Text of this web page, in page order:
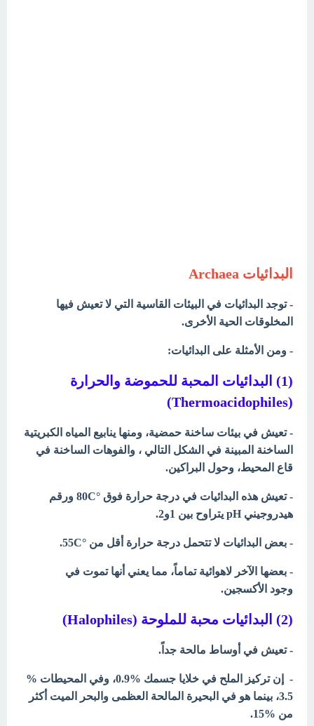
البدائيات Archaea
- توجد البدائيات في البيئات القاسية التي لا تعيش فيها
المخلوقات الحية الأخرى.
- ومن الأمثلة على البدائيات:
(1) البدائيات المحبة للحموضة والحرارة
(Thermoacidophiles)
- تعيش في بيئات ساخنة حمضية، ومنها ينابيع المياه الكبريتية
الساخنة المبينة في الشكل التالي ، والفوهات الساخنة في
قاع المحيط، وحول البراكين.
- تعيش هذه البدائيات في درجة حرارة فوق °80
C ورقم
هيدروجيني pH يتراوح بين 1و2.
- بعض البدائيات لا تتحمل درجة حرارة أقل من °55C.
- بعضها الآخر لاهوائية تماماً، مما يعني أنها تموت في
وجود الأكسجين.
(2) البدائيات محبة للملوحة (Halophiles)
- تعيش في أوساط مالحة جداً.
- إن تركيز الملح في خلايا جسمك %0.9، وفي المحيطات %
3.5، بينما هو في البحيرة المالحة العظمى والبحر الميت أكثر
من %15.